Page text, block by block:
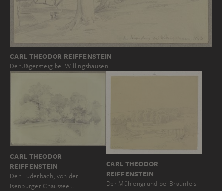
CARL THEODOR REIFFENSTEIN
Der Jägersteig bei Willingshausen
CARL THEODOR
REIFFENSTEIN
Der Luderbach, von der
Isenburger Chaussee…
CARL THEODOR
REIFFENSTEIN
Der Mühlengrund bei Braunfels